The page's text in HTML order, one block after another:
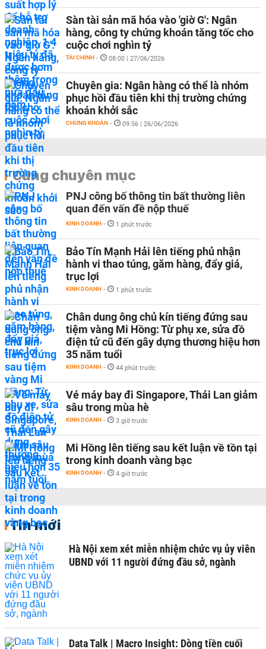
Sàn tài sản mã hóa vào 'giờ G': Ngân
hàng, công ty chứng khoán tăng tốc cho
cuộc chơi nghìn tỷ
TÀI CHÍNH - 08:00 | 27/06/2026
Chuyên gia: Ngân hàng có thể là nhóm
phục hồi đầu tiên khi thị trường chứng
khoán khởi sắc
CHỨNG KHOÁN - 09:56 | 26/06/2026
Cùng chuyên mục
PNJ công bố thông tin bất thường liên
quan đến vấn đề nộp thuế
KINH DOANH - 1 phút trước
Bảo Tín Mạnh Hải lên tiếng phủ nhận
hành vi thao túng, găm hàng, đẩy giá,
trục lợi
KINH DOANH - 1 phút trước
Chân dung ông chủ kín tiếng đứng sau
tiệm vàng Mi Hồng: Từ phụ xe, sửa đồ
điện tử cũ đến gây dựng thương hiệu hơn
35 năm tuổi
KINH DOANH - 44 phút trước
Vé máy bay đi Singapore, Thái Lan giảm
sâu trong mùa hè
KINH DOANH - 3 giờ trước
Mi Hồng lên tiếng sau kết luận về tồn tại
trong kinh doanh vàng bạc
KINH DOANH - 4 giờ trước
Tin mới
Hà Nội xem xét miễn nhiệm chức vụ ủy viên
UBND với 11 người đứng đầu sở, ngành
Data Talk | Macro Insight: Dòng tiền cuối